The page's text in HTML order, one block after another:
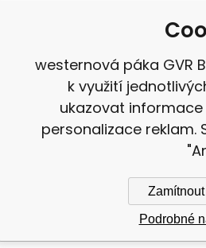
westernová páka GVR
k využití
ukazovat
personalizace reklam.
Podrobné